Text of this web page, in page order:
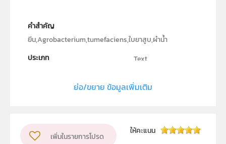
คำสำคัญ
ยีน,Agrobacterium,tumefaciens,ใบยาสูบ,ผำน้ำ
ประเภท
Text
ภาควิชา เทคโนโลยีชีวภาพ คณะวิทยาศาสตร์ มหาวิทยาลัย
นาย เฉลิมชัย อาจประดิษฐ์
ย่อ/ขยาย ข้อมูลเพิ่มเติม
เพิ่มในรายการโปรด
ให้คะแนน